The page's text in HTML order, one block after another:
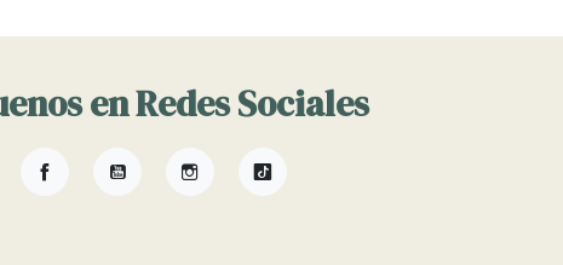
en Redes Sociales
FacebookYouTubeInstagramTikTok